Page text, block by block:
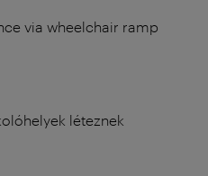
via wheelchair ramp
léteznek